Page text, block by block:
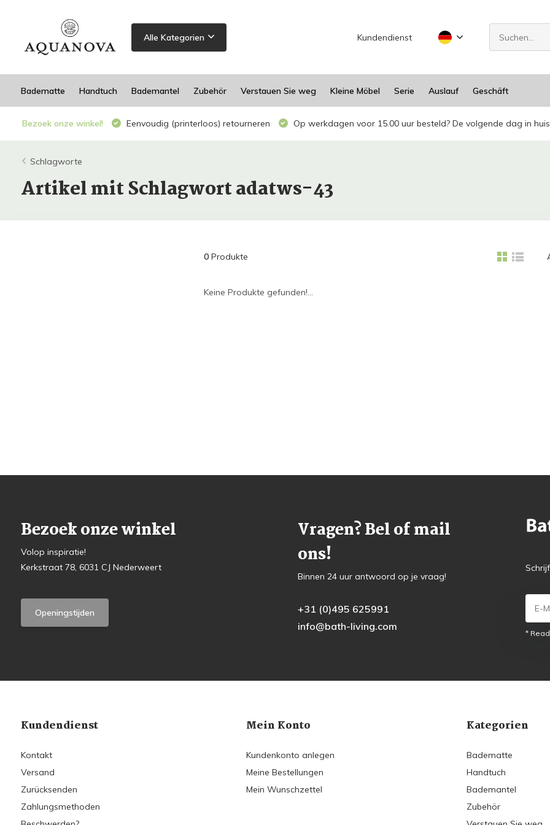
Alle Kategorien Kundendienst
Badematte Handtuch Bademantel Zubehör Verstauen Sie weg Kleine Möbel Serie Auslauf Geschäft
Bezoek onze winkel! Eenvoudig (printerloos) retourneren Op werkdagen voor 15.00 uur besteld? De volgende dag in
Schlagworte
Artikel mit Schlagwort adatws-43
0Produkte
Keine Produkte gefunden!...
Bezoek onze winkel
Volop inspiratie!
Kerkstraat 78, 6031 CJ Nederweert
Openingstijden
Vragen? Bel of mail
ons!
Binnen 24 uur antwoord op je vraag!
+31 (0)495 625991
info@bath-living.com
*
Kundendienst
Kontakt
Versand
Zurücksenden
Zahlungsmethoden
Mein Konto
Kundenkonto anlegen
Meine Bestellungen
Mein Wunschzettel
Kategorien
Badematte
Handtuch
Bademantel
Zubehör